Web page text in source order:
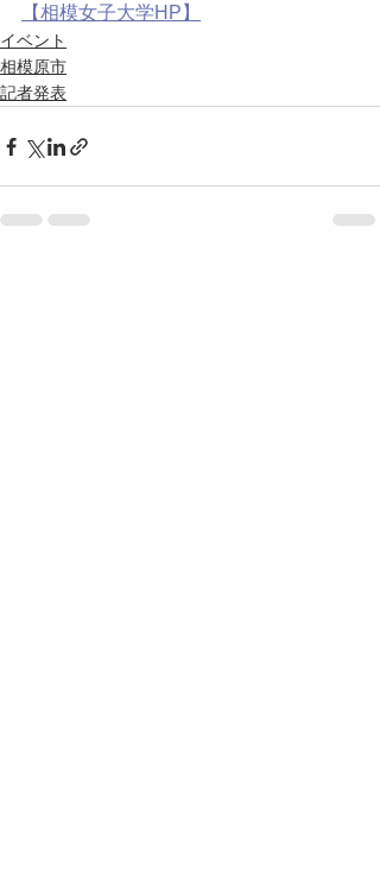
【相模女子大学HP】
イベント
相模原市
記者発表